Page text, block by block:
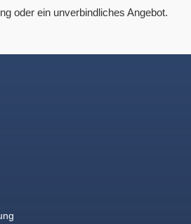
oder ein unverbindliches Angebot.